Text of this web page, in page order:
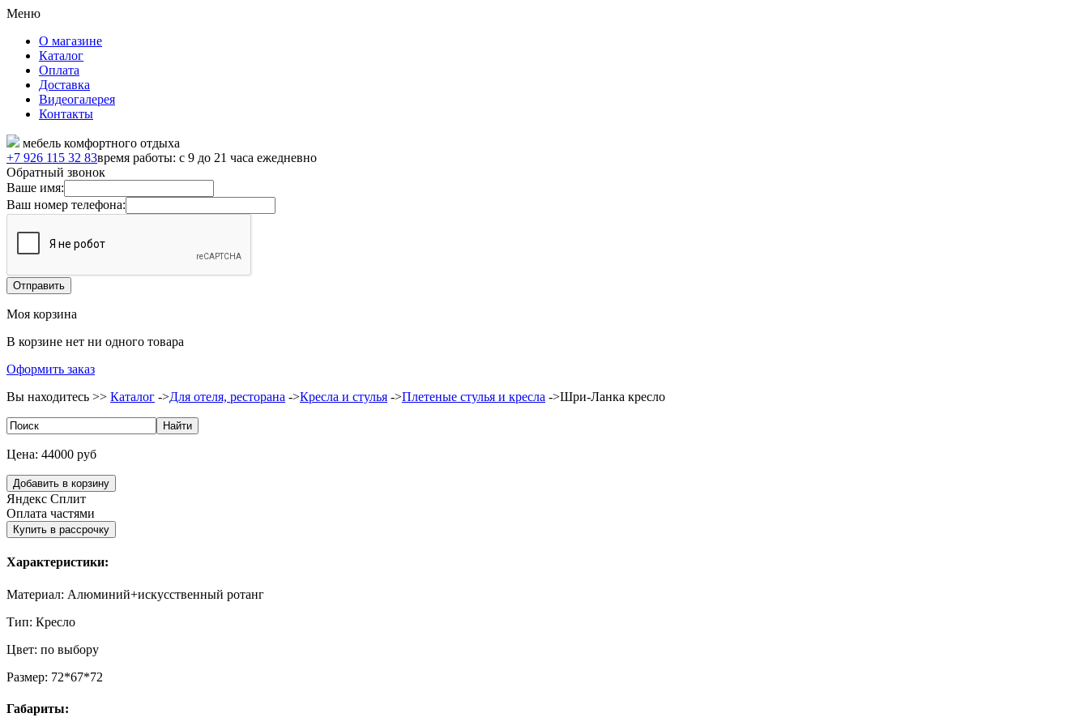
Меню
О магазине
Каталог
Оплата
Доставка
Видеогалерея
Контакты
мебель комфортного отдыха
+7 926 115 32 83время работы: с 9 до 21 часа ежедневно
Обратный звонок
Ваше имя:
Ваш номер телефона:
Моя корзина
В корзине нет ни одного товара
Оформить заказ
Вы находитесь >> Каталог ->Для отеля, ресторана ->Кресла и стулья ->Плетеные стулья и кресла ->Шри-Ланка кресло
Цена: 44000 руб
Яндекс Сплит
Оплата частями
Характеристики:
Материал: Алюминий+искусственный ротанг
Тип: Кресло
Цвет: по выбору
Размер: 72*67*72
Габариты: